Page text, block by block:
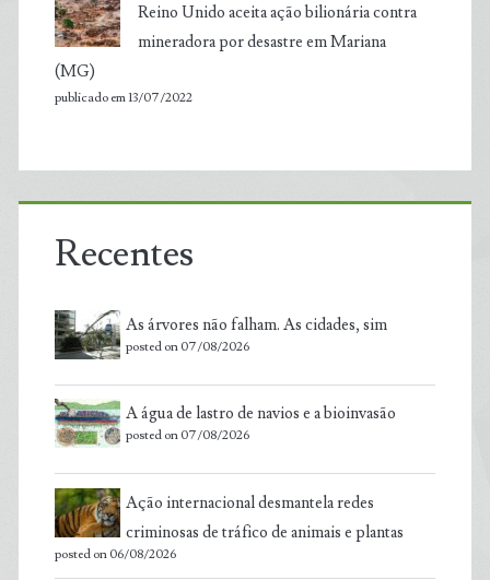
Reino Unido aceita ação bilionária contra
mineradora por desastre em Mariana
(MG)
publicado em 13/07/2022
Recentes
As árvores não falham. As cidades, sim
posted on 07/08/2026
A água de lastro de navios e a bioinvasão
posted on 07/08/2026
Ação internacional desmantela redes
criminosas de tráfico de animais e plantas
posted on 06/08/2026